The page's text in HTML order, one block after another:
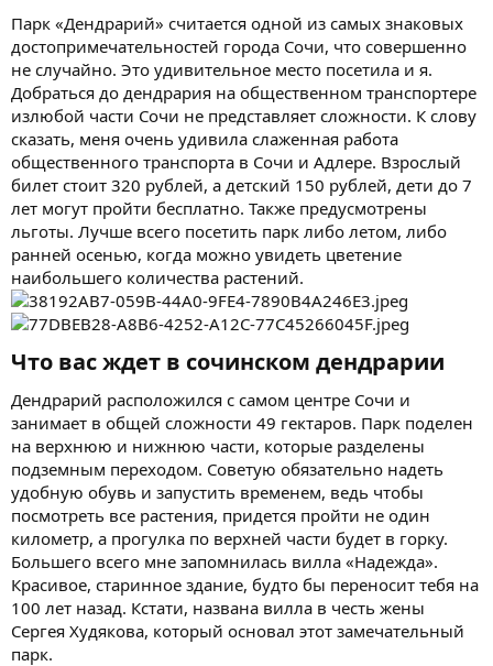
Парк «Дендрарий» считается одной из самых знаковых
достопримечательностей города Сочи, что совершенно
не случайно. Это удивительное место посетила и я.
Добраться до дендрария на общественном транспортере
излюбой части Сочи не представляет сложности. К слову
сказать, меня очень удивила слаженная работа
общественного транспорта в Сочи и Адлере. Взрослый
билет стоит 320 рублей, а детский 150 рублей, дети до 7
лет могут пройти бесплатно. Также предусмотрены
льготы. Лучше всего посетить парк либо летом, либо
ранней осенью, когда можно увидеть цветение
наибольшего количества растений.
Что вас ждет в сочинском дендрарии​
Дендрарий расположился с самом центре Сочи и
занимает в общей сложности 49 гектаров. Парк поделен
на верхнюю и нижнюю части, которые разделены
подземным переходом. Советую обязательно надеть
удобную обувь и запустить временем, ведь чтобы
посмотреть все растения, придется пройти не один
километр, а прогулка по верхней части будет в горку.
Большего всего мне запомнилась вилла «Надежда».
Красивое, старинное здание, будто бы переносит тебя на
100 лет назад. Кстати, названа вилла в честь жены
Сергея Худякова, который основал этот замечательный
парк.